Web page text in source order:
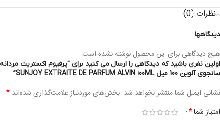
نظرات (0)
دیدگاهها
هیچ دیدگاهی برای این محصول نوشته نشده است.
اولین نفری باشید که دیدگاهی را ارسال می کنید برای “پرفیوم اکستریت مردانه
سانجوی آلوین 100 میل SUNJOY EXTRAITE DE PARFUM ALVIN 100ML”
نشانی ایمیل شما منتشر نخواهد شد. بخش‌های موردنیاز علامت‌گذاری شده‌اند *
امتیاز شما*